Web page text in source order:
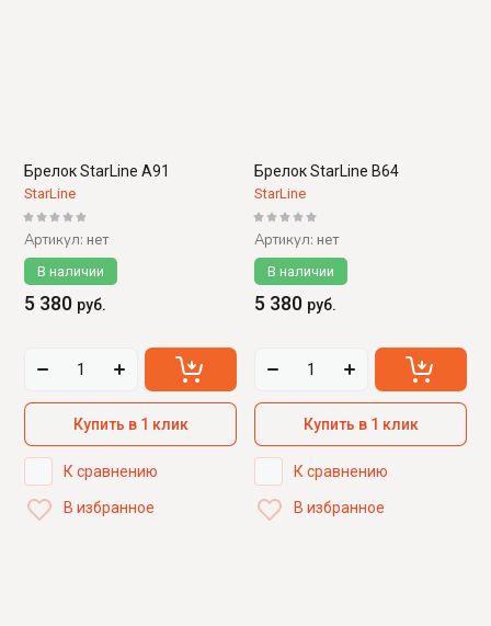
Брелок StarLine A91
StarLine
Артикул: нет
В наличии
5 380 руб.
Купить в 1 клик
К сравнению
В избранное
Брелок StarLine B64
StarLine
Артикул: нет
В наличии
5 380 руб.
Купить в 1 клик
К сравнению
В избранное